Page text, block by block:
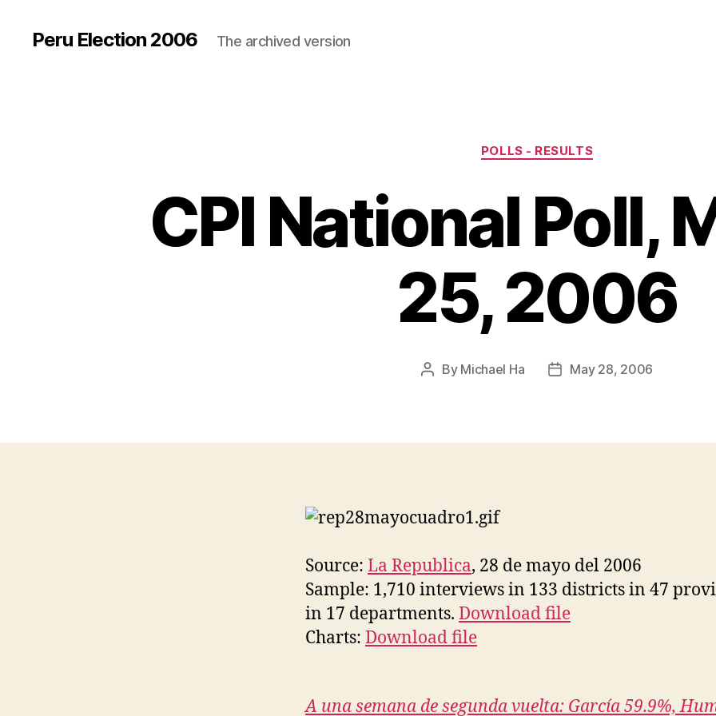
Peru Election 2006 The archived version
Categories
POLLS - RESULTS
CPI National Poll,
25, 2006
Post
By Michael Ha
PostMay 28, 2006
Source: La Republica, 28 de mayo del 2006
Sample: 1,710 interviews in 133 districts in 47
in 17 departments. Download file
Charts: Download file
A una semana de segunda vuelta: García 59.9%,